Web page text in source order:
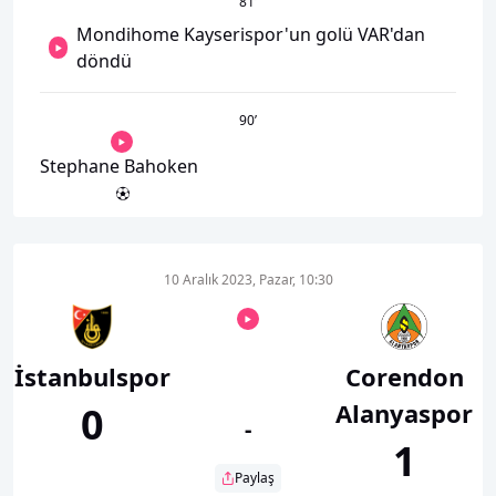
Mondihome Kayserispor'un golü VAR'dan
döndü
90’
Stephane Bahoken
İstanbulspor
0
10 Aralık 2023, Pazar, 10:30
-
Paylaş
Corendon
Alanyaspor
1